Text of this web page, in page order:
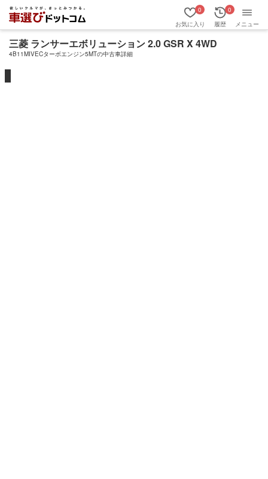
お気に入り
0
履歴
0
メニュー
三菱 ランサーエボリューション 2.0 GSR X 4WD
4B11MIVECターボエンジン5MTの中古車詳細